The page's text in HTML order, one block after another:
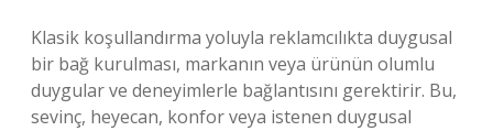
Klasik koşullandırma yoluyla reklamcılıkta duygusal
bir bağ kurulması, markanın veya ürünün olumlu
duygular ve deneyimlerle bağlantısını gerektirir. Bu,
sevinç, heyecan, konfor veya istenen duygusal